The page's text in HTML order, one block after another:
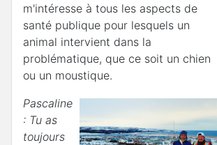
m'intéresse à tous les aspects de
santé publique pour lesquels un
animal intervient dans la
problématique, que ce soit un chien
ou un moustique.
Pascaline
: Tu as
toujours